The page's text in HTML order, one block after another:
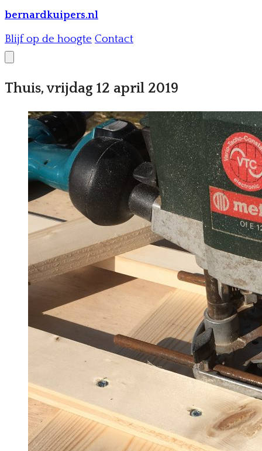
bernardkuipers.nl
Blijf op de hoogte Contact
Thuis, vrijdag 12 april 2019